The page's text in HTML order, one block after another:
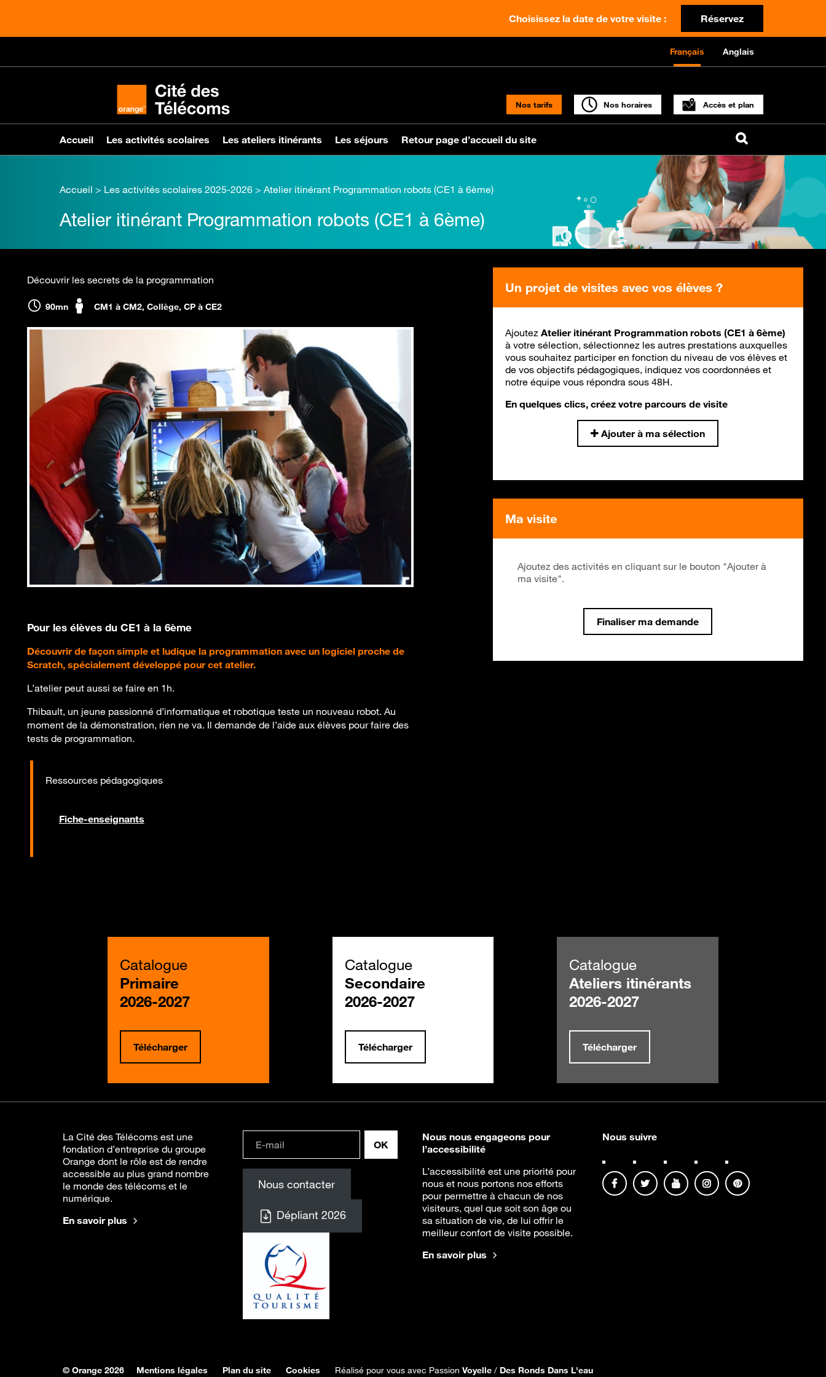
Choisissez la date de votre visite : Réservez
Français Anglais
Nos tarifs Nos horaires Accès et plan
Accueil Les activités scolaires Les ateliers itinérants Les séjours Retour page d’accueil du site
Accueil > Les activités scolaires 2025-2026 > Atelier itinérant Programmation robots (CE1 à 6ème)
Atelier itinérant Programmation robots (CE1 à 6ème)
Découvrir les secrets de la programmation
90mn CM1 à CM2, Collège, CP à CE2
Pour les élèves du CE1 à la 6ème
Découvrir de façon simple et ludique la programmation avec un logiciel proche de
Scratch, spécialement développé pour cet atelier.
L’atelier peut aussi se faire en 1h.
Thibault, un jeune passionné d’informatique et robotique teste un nouveau robot. Au
moment de la démonstration, rien ne va. Il demande de l’aide aux élèves pour faire des
tests de programmation.
Ressources pédagogiques
Fiche-enseignants
Un projet de visites avec vos élèves ?
Ajoutez Atelier itinérant Programmation robots (CE1 à 6ème)
à votre sélection, sélectionnez les autres prestations auxquelles
vous souhaitez participer en fonction du niveau de vos élèves et
de vos objectifs pédagogiques, indiquez vos coordonnées et
notre équipe vous répondra sous 48H.
En quelques clics, créez votre parcours de visite
Ajouter à ma sélection
Ma visite
Ajoutez des activités en cliquant sur le bouton "Ajouter à
ma visite".
Finaliser ma demande
Catalogue
Primaire
2026-2027
Télécharger
Catalogue
Secondaire
2026-2027
Télécharger
Catalogue
Ateliers itinérants
2026-2027
Télécharger
La Cité des Télécoms est une
fondation d’entreprise du groupe
Orange dont le rôle est de rendre
accessible au plus grand nombre
le monde des télécoms et le
numérique.
En savoir plus
Nous contacter
Dépliant 2026
Nous nous engageons pour
l’accessibilité
L’accessibilité est une priorité pour
nous et nous portons nos efforts
pour permettre à chacun de nos
visiteurs, quel que soit son âge ou
sa situation de vie, de lui offrir le
meilleur confort de visite possible.
En savoir plus
Nous suivre
© Orange 2026 Mentions légales Plan du site Cookies Réalisé pour vous avec Passion Voyelle / Des Ronds Dans L'eau